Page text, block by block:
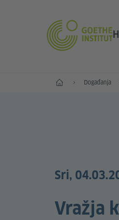
Početna Događanja
Sri,
Vražja